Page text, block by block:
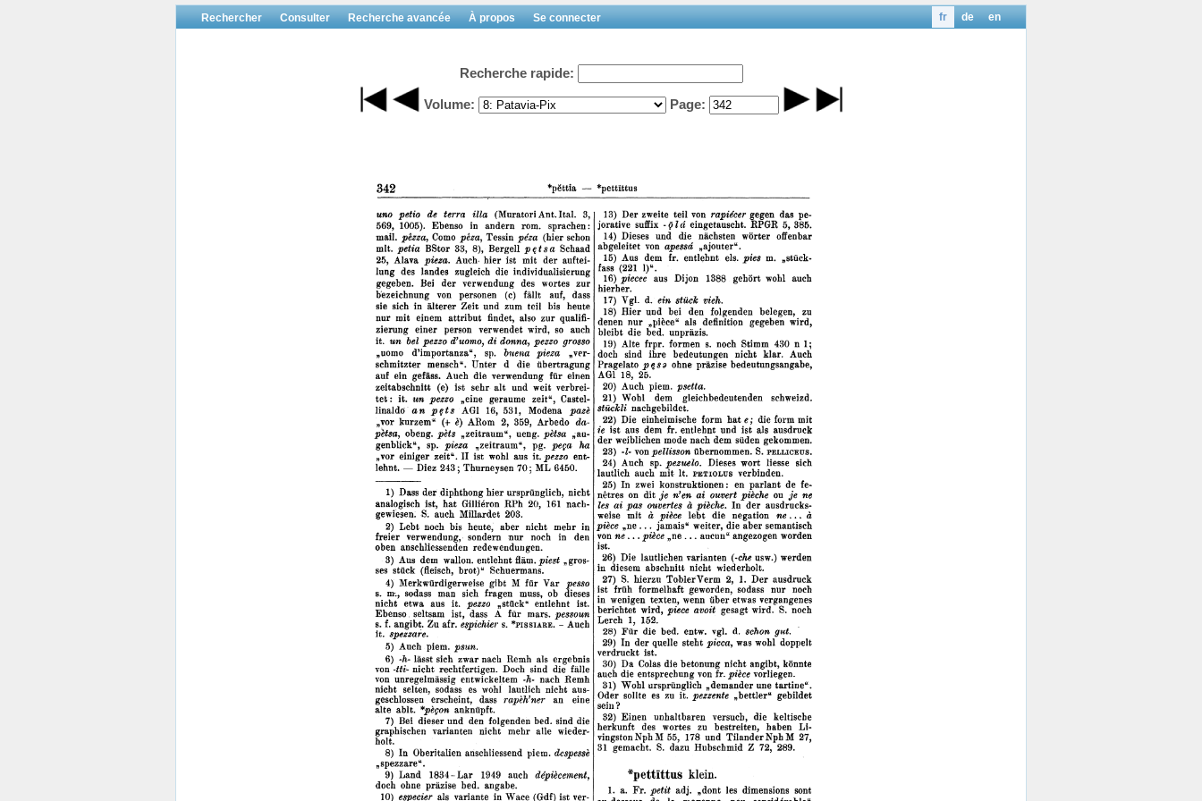
Rechercher Consulter Recherche avancée À propos Se connecter en
de
fr
Recherche rapide:
Volume: Page: